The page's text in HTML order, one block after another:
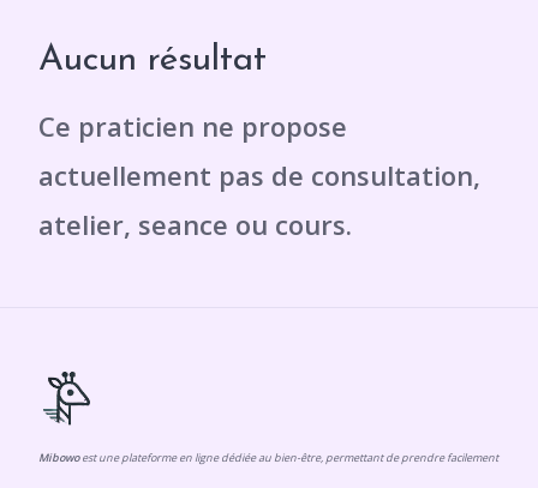
Aucun résultat
Mibowoest une plateforme en ligne dédiée au bien-être, permettant de prendre facilement